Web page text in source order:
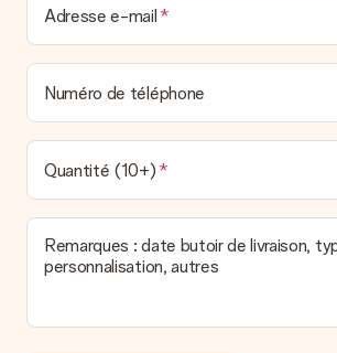
Adresse e-mail
Numéro de téléphone
Quantité (10+)
Remarques : date butoir de livraison,
personnalisation, autres